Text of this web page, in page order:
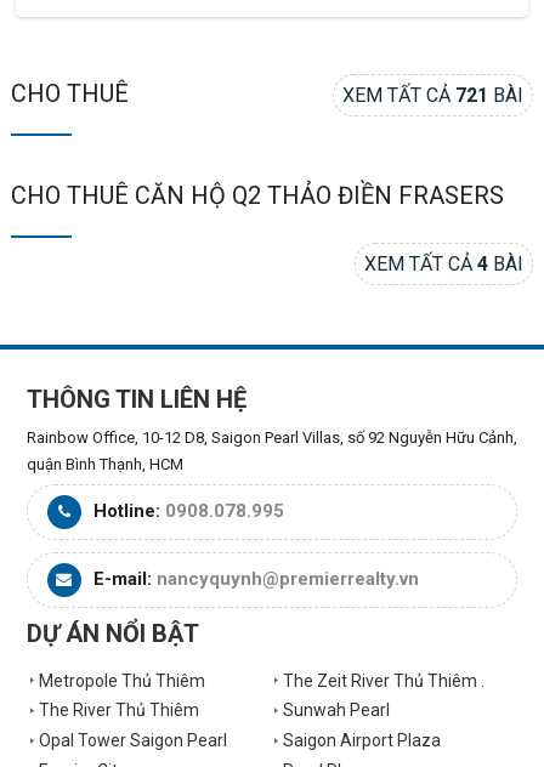
CHO THUÊ XEM TẤT CẢ 721 BÀI
CHO THUÊ CĂN HỘ Q2 THẢO ĐIỀN FRASERS
XEM TẤT CẢ4 BÀI
THÔNG TIN LIÊN HỆ
Rainbow Office, 10-12 D8, Saigon Pearl Villas, số 92 Nguyễn Hữu Cảnh,
quận Bình Thạnh, HCM
Hotline: 0908.078.995
E-mail: nancyquynh@premierrealty.vn
DỰ ÁN NỔI BẬT
Metropole Thủ Thiêm
The Zeit River Thủ Thiêm .
The River Thủ Thiêm
Sunwah Pearl
Opal Tower Saigon Pearl
Saigon Airport Plaza